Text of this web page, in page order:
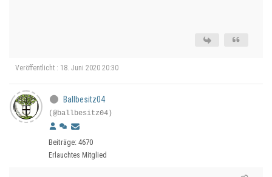
Veröffentlicht : 18. Juni 2020 20:30
Ballbesitz04
(@ballbesitz04)
Beiträge: 4670
Erlauchtes Mitglied